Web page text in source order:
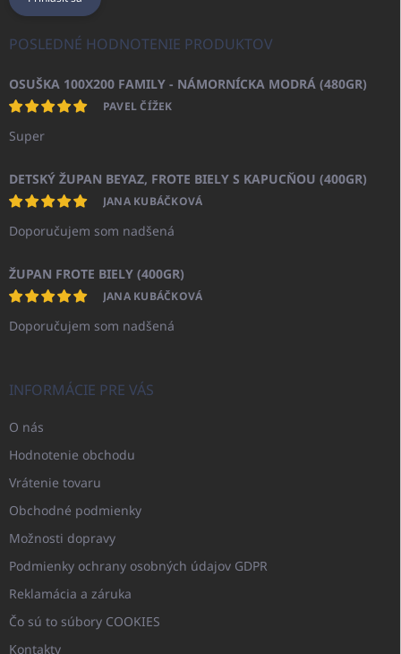
POSLEDNÉ HODNOTENIE PRODUKTOV
OSUŠKA 100X200 FAMILY - NÁMORNÍCKA MODRÁ (480GR)
PAVEL ČÍŽEK
Super
DETSKÝ ŽUPAN BEYAZ, FROTE BIELY S KAPUCŇOU (400GR)
JANA KUBÁČKOVÁ
Doporučujem som nadšená
ŽUPAN FROTE BIELY (400GR)
JANA KUBÁČKOVÁ
Doporučujem som nadšená
INFORMÁCIE PRE VÁS
O nás
Hodnotenie obchodu
Vrátenie tovaru
Obchodné podmienky
Možnosti dopravy
Podmienky ochrany osobných údajov GDPR
Reklamácia a záruka
Čo sú to súbory COOKIES
Kontakty